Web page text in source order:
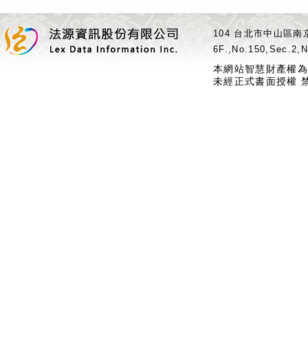
104 台北市中山區
本網站智慧財產權
未經正式書面授權